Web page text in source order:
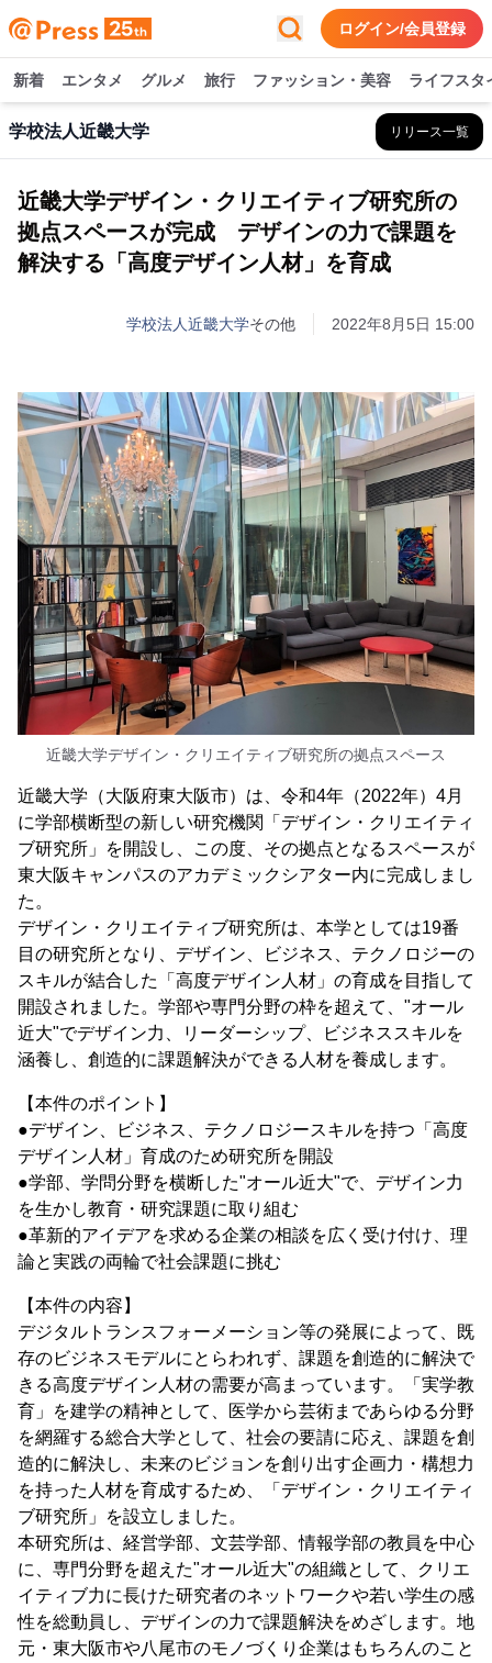
ログイン/会員登録
新着 エンタメ グルメ 旅行 ファッション・美容 ライフスタ
学校法人近畿大学 リリース一覧
近畿大学デザイン・クリエイティブ研究所の
拠点スペースが完成 デザインの力で課題を
解決する「高度デザイン人材」を育成
学校法人近畿大学その他 2022年8月5日 15:00
近畿大学デザイン・クリエイティブ研究所の拠点スペース
近畿大学（大阪府東大阪市）は、令和4年（2022年）4月
に学部横断型の新しい研究機関「デザイン・クリエイティ
ブ研究所」を開設し、この度、その拠点となるスペースが
東大阪キャンパスのアカデミックシアター内に完成しまし
た。
デザイン・クリエイティブ研究所は、本学としては19番
目の研究所となり、デザイン、ビジネス、テクノロジーの
スキルが結合した「高度デザイン人材」の育成を目指して
開設されました。学部や専門分野の枠を超えて、"オール
近大"でデザイン力、リーダーシップ、ビジネススキルを
涵養し、創造的に課題解決ができる人材を養成します。
【本件のポイント】
●デザイン、ビジネス、テクノロジースキルを持つ「高度
デザイン人材」育成のため研究所を開設
●学部、学問分野を横断した"オール近大"で、デザイン力
を生かし教育・研究課題に取り組む
●革新的アイデアを求める企業の相談を広く受け付け、理
論と実践の両輪で社会課題に挑む
【本件の内容】
デジタルトランスフォーメーション等の発展によって、既
存のビジネスモデルにとらわれず、課題を創造的に解決で
きる高度デザイン人材の需要が高まっています。「実学教
育」を建学の精神として、医学から芸術まであらゆる分野
を網羅する総合大学として、社会の要請に応え、課題を創
造的に解決し、未来のビジョンを創り出す企画力・構想力
を持った人材を育成するため、「デザイン・クリエイティ
ブ研究所」を設立しました。
本研究所は、経営学部、文芸学部、情報学部の教員を中心
に、専門分野を超えた"オール近大"の組織として、クリエ
イティブ力に長けた研究者のネットワークや若い学生の感
性を総動員し、デザインの力で課題解決をめざします。地
元・東大阪市や八尾市のモノづくり企業はもちろんのこと